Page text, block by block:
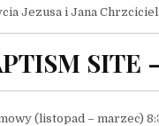
Jezusa i Jana
SITE
(listopad – marzec)